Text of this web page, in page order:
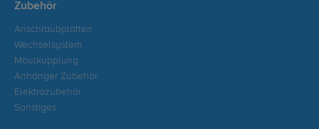
Zubehör
Anschraubplatten
Wechselsystem
Maulkupplung
Anhänger Zubehör
Elektrozubehör
Sonstiges